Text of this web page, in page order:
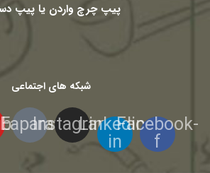
پیپ چرچ واردن یا پیپ
شبکه های اجتماعی
Facebook-
f
Linkedin-
in
Instagram
Eaparat